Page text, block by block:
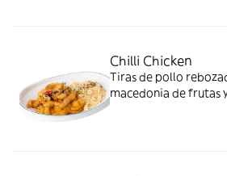
Chilli Chicken
Tiras de pollo
macedonia de frutas